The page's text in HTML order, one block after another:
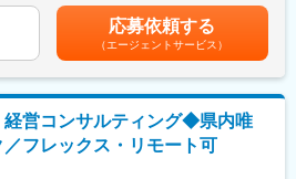
ます。エンジニアとして成長を感じること
ランを用意しています。また、上位レベル
るための中長期的なキャリアプランを定期
共有し実行する運用を実施しています。
る業務
補佐
生会計、勘定奉行
、医療等様々であり、常時約2000社以上
たり10～20社程を担当していただきま
ため内定時にご案内します。直近にてご入
ては、基本的に10時間の固定残業時間とな
までも目安の金額であり、選考を通じて
ます。月給(月額)は固定手当を含めた表記で
応募依頼する
（エージェントサービス）
経営コンサルティング◆県内唯
フレックス・リモート可